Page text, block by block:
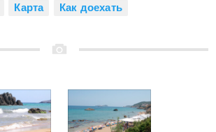
Карта Как доехать